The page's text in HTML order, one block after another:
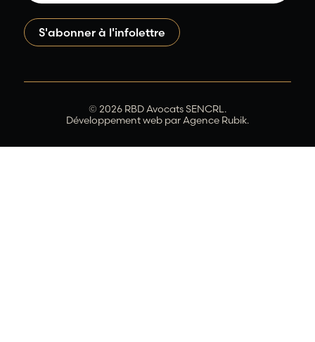
© 2026 RBD Avocats SENCRL.
Développement web parAgence Rubik.